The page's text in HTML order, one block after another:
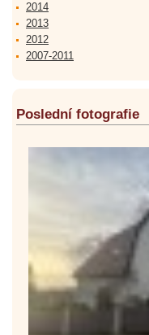
2014
2013
2012
2007-2011
Poslední fotografie